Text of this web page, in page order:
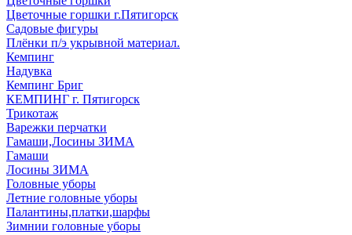
Цветочные горшки г.Пятигорск
Садовые фигуры
Плёнки п/э укрывной материал.
Кемпинг
Надувка
Кемпинг Бриг
КЕМПИНГ г. Пятигорск
Трикотаж
Варежки перчатки
Гамаши,Лосины ЗИМА
Гамаши
Лосины ЗИМА
Головные уборы
Летние головные уборы
Палантины,платки,шарфы
Зимнии головные уборы